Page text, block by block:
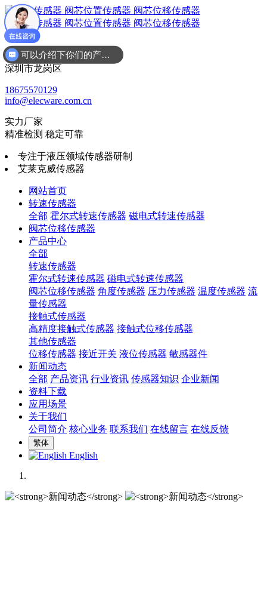
广东省
深圳市龙岗区
18675570129
info@elecware.com.cn
实力厂家
精准检测 稳定可靠
专注于液压领域传感器研制
艾莱克威传感器
网站首页
转速传感器
全部 霍尔式转速传感器 磁电式转速传感器
阀芯位移传感器
产品中心
全部
转速传感器
霍尔式转速传感器 磁电式转速传感器
阀芯位移传感器 角度传感器 压力传感器 温度传感器 流
量传感器
接触式传感器
高精度接触式传感器 接触式位移传感器
其他传感器
位移传感器 接近开关 液位传感器 敏感器件
新闻动态
全部 产品资讯 行业资讯 传感器知识 企业新闻
资料下载
应用场景
关于我们
公司简介 核心业务 联系我们 在线留言 在线反馈
繁体
English
可以介绍下你们的产品么